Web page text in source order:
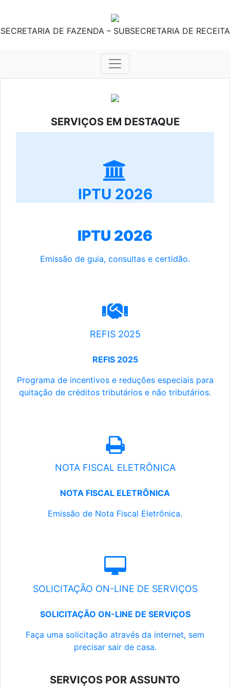
SECRETARIA DE FAZENDA – SUBSECRETARIA DE RECEITA
SERVIÇOS EM DESTAQUE
IPTU 2026
IPTU 2026
Emissão de guia, consultas e certidão.
REFIS 2025
REFIS 2025
Programa de incentivos e reduções especiais para
quitação de créditos tributários e não tributários.
NOTA FISCAL ELETRÔNICA
NOTA FISCAL ELETRÔNICA
Emissão de Nota Fiscal Eletrônica.
SOLICITAÇÃO ON-LINE DE SERVIÇOS
SOLICITAÇÃO ON-LINE DE SERVIÇOS
Faça uma solicitação através da internet, sem
precisar sair de casa.
SERVIÇOS POR ASSUNTO